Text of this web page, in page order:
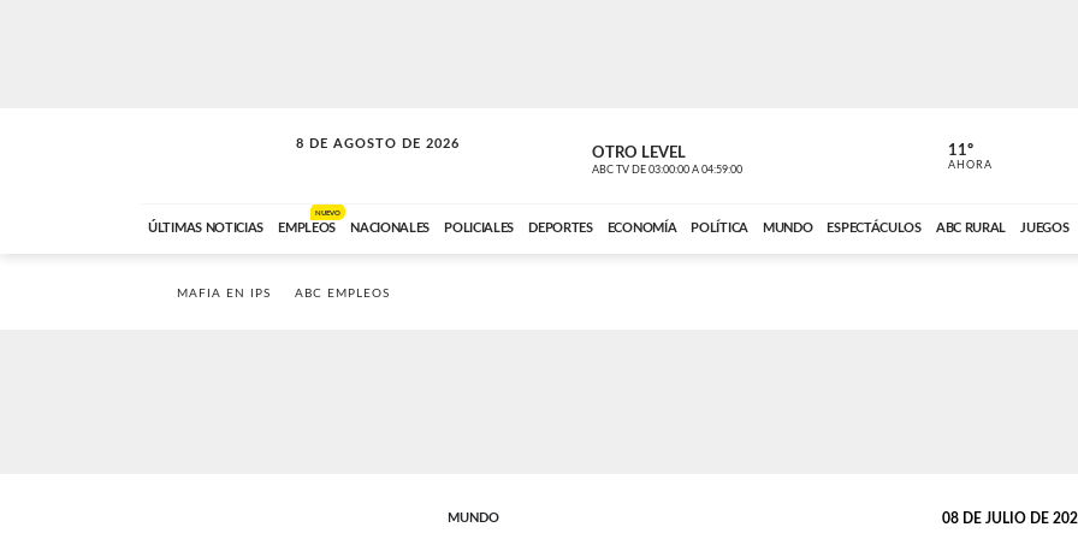
8 DE AGOSTO DE 2026
SOLO MÚSICA OTRO LEVEL
ABC TV DE 03:00:00 A 04:59:00 ABC CARDINAL
11º
AHORA
ÚLTIMAS NOTICIAS EMPLEOS
NUEVO
NACIONALES POLICIALES DEPORTES ECONOMÍA POLÍTICA MUNDO ESPECTÁCULOS ABC RURAL JUEGOS
MAFIA EN IPS ABC EMPLEOS
MUNDO 08 DE JULIO DE